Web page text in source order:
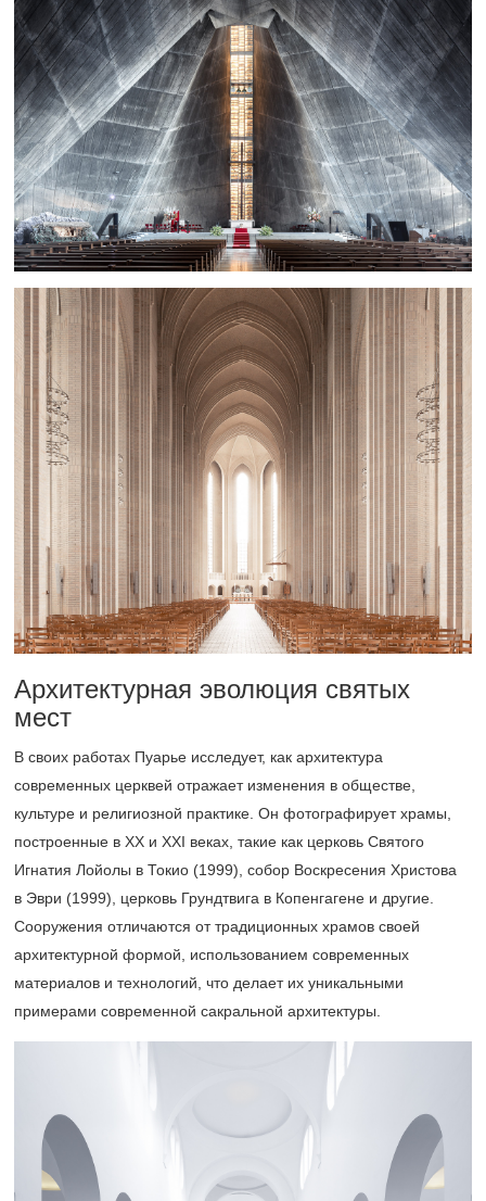
Архитектурная эволюция святых
мест
В своих работах Пуарье исследует, как архитектура
современных церквей отражает изменения в обществе,
культуре и религиозной практике. Он фотографирует храмы,
построенные в XX и XXI веках, такие как церковь Святого
Игнатия Лойолы в Токио (1999), собор Воскресения Христова
в Эври (1999), церковь Грундтвига в Копенгагене и другие.
Сооружения отличаются от традиционных храмов своей
архитектурной формой, использованием современных
материалов и технологий, что делает их уникальными
примерами современной сакральной архитектуры.